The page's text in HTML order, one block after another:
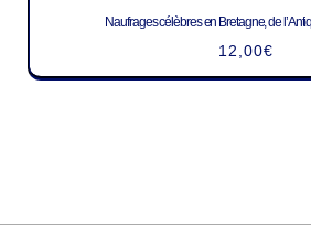
Naufrages célèbres en Bretagne, de
12,00€